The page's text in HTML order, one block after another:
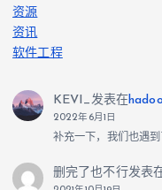
资源
资讯
软件工程
KEVI_发表在
2022年6月1日
补充一下，我们也遇
删完了也不行发表